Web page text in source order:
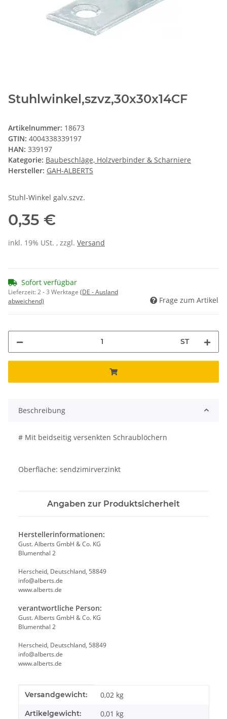
Stuhlwinkel,szvz,30x30x14CF
Artikelnummer: 18673
GTIN: 4004338339197
HAN: 339197
Kategorie: Baubeschläge, Holzverbinder & Scharniere
Hersteller: GAH-ALBERTS
Stuhl-Winkel galv.szvz.
0,35 €
inkl. 19% USt. , zzgl. Versand
Sofort verfügbar
Lieferzeit:2 - 3 Werktage (DE - Ausland
abweichend)
Frage zum Artikel
ST
Beschreibung
# Mit beidseitig versenkten Schraublöchern
Oberfläche: sendzimirverzinkt
Angaben zur Produktsicherheit
Herstellerinformationen:
Gust. Alberts GmbH & Co. KG
Blumenthal 2
Herscheid, Deutschland, 58849
info@alberts.de
www.alberts.de
verantwortliche Person:
Gust. Alberts GmbH & Co. KG
Blumenthal 2
Herscheid, Deutschland, 58849
info@alberts.de
www.alberts.de
Produkteigenschaft
Wert
Versandgewicht: 0,02 kg
Artikelgewicht: 0,01 kg